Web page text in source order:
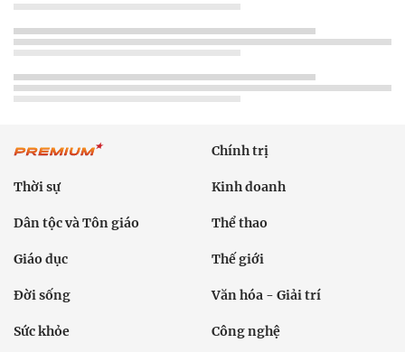
Chính trị
Thời sự Kinh doanh
Dân tộc và Tôn giáo Thể thao
Giáo dục Thế giới
Đời sống Văn hóa - Giải trí
Sức khỏe Công nghệ